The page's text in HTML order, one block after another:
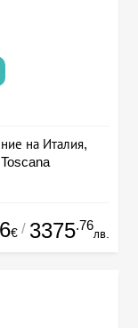
на Италия,
€ / 3375.76
лв.